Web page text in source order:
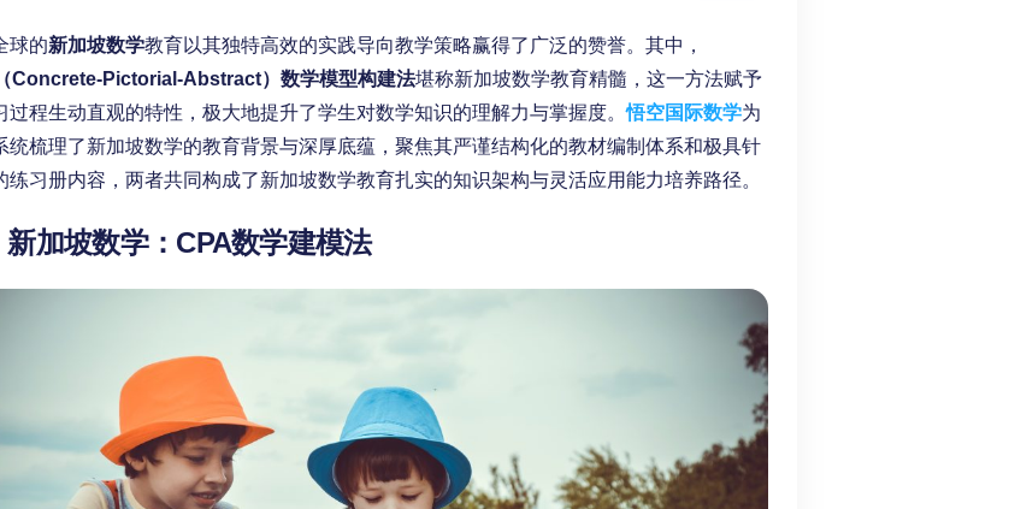
球的新加坡数学教育以其独特高效的实践导向教学策略赢得了广泛的赞誉。其中，
Concrete-Pictorial-Abstract）数学模型构建法堪称新加坡数学教育精髓，这一方法赋予
过程生动直观的特性，极大地提升了学生对数学知识的理解力与掌握度。悟空国际数学为
统梳理了新加坡数学的教育背景与深厚底蕴，聚焦其严谨结构化的教材编制体系和极具针
练习册内容，两者共同构成了新加坡数学教育扎实的知识架构与灵活应用能力培养路径。
新加坡数学：CPA数学建模法